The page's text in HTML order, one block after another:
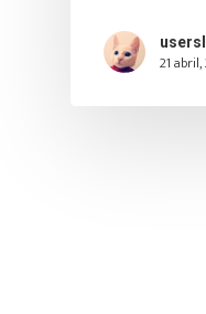
usersl
21 abril,